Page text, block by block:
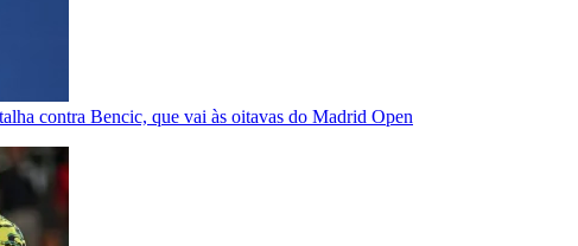
contra Bencic, que vai às oitavas do Madrid Open